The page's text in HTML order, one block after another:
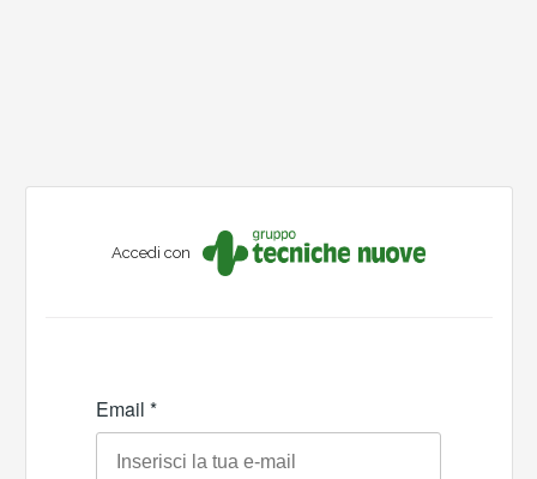
Accedi con